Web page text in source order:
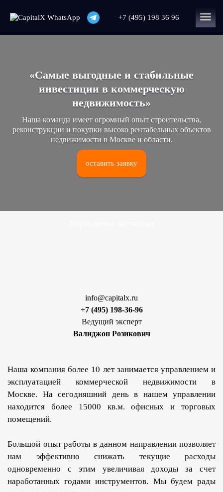
+7 (495) 198 36 96
«Самые выгодные и стабильные
инвестиции в коммерческую
недвижимость»
Наша команда имеет огромный опыт строительства,
реконструкции и покупки высоко рентабельных объектов
недвижимости в Москве и области.
оставить заявку
info@capitalx.ru
+7 (495) 198-36-96
Ведущий эксперт
Валиджон Розикович
Наша компания более 10 лет занимается управлением и
эксплуатацией коммерческой недвижимости в
Москве. На сегодняшний день в нашем управлении
находится более 15000 кв.м. офисных и торговых
помещений.
Большой опыт работы в данном направлении позволяет
нам эффективно снижать текущие расходы
одновременно с этим увеличивая доходы за счет
наработанных годами инструментов. Мы будем рады